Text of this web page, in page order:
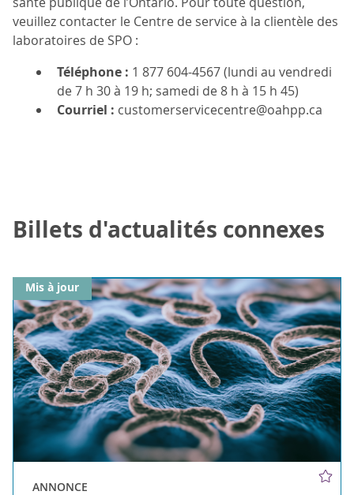
veuillez contacter le Centre de service à la clientèle des
laboratoires de SPO :
Téléphone : 1 877 604-4567 (lundi au vendredi
de 7 h 30 à 19 h; samedi de 8 h à 15 h 45)
Courriel : customerservicecentre@oahpp.ca
Billets d'actualités connexes
ANNONCE
Mis à jour